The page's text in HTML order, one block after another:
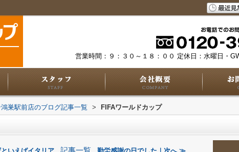
営業時間：９：３０～１８：００ 定休日：水曜日・
巣駅前店のブログ記事一覧 > FIFAワールドカップ